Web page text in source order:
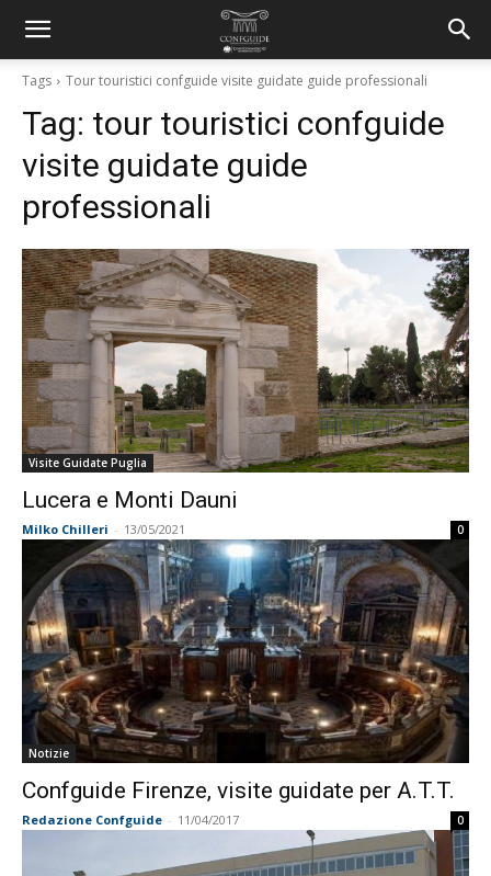
Tags Tour touristici confguide visite guidate guide professionali
Tag: tour touristici confguide
visite guidate guide
professionali
Visite Guidate Puglia
Lucera e Monti Dauni
Milko Chilleri - 13/05/2021 0
Notizie
Confguide Firenze, visite guidate per A.T.T.
Redazione Confguide - 11/04/2017 0